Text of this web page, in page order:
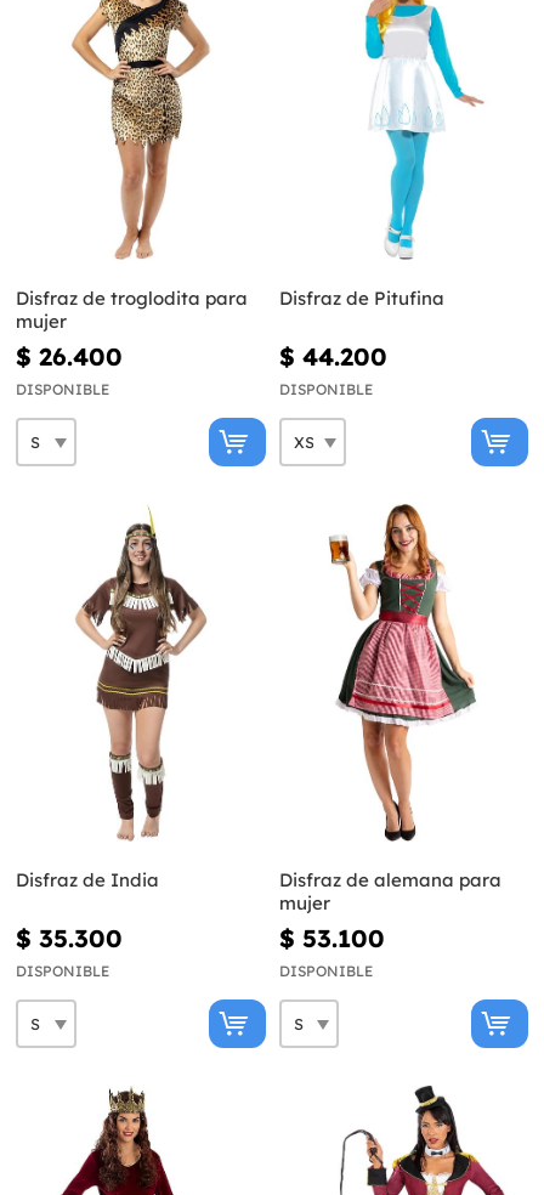
Disfraz de troglodita para
mujer
$ 26.400
DISPONIBLE
Disfraz de Pitufina
$ 44.200
DISPONIBLE
Disfraz de India
$ 35.300
DISPONIBLE
Disfraz de alemana para
mujer
$ 53.100
DISPONIBLE